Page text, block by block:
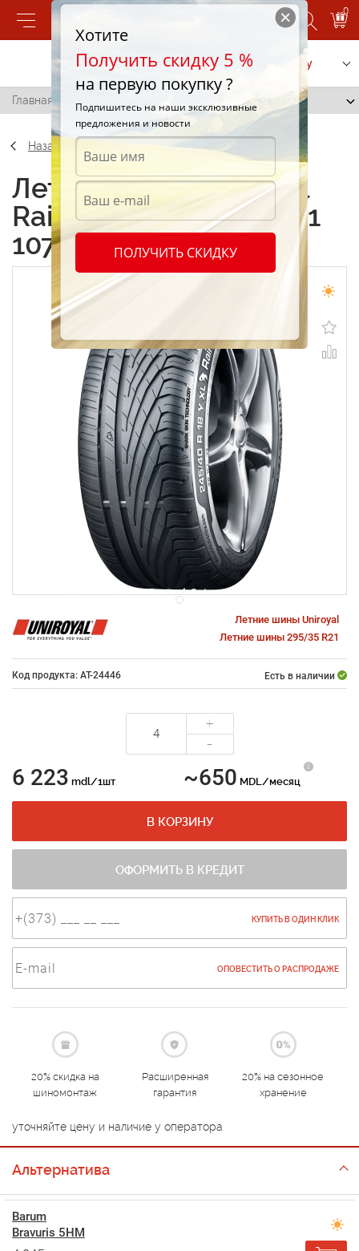
0
Позвонить Заказать услугу
Главная / Uniroyal RainSport 3 295/35 R21 107Y
Назад
Летние шины Uniroyal
RainSport 3 295/35 R21
107Y
Летние шины Uniroyal
Летние шины 295/35 R21
Код продукта: AT-24446 Есть в наличии
+
-
6 223 mdl/1шт ~650 MDL/месяц
В КОРЗИНУ
ОФОРМИТЬ В КРЕДИТ
КУПИТЬ В ОДИН КЛИК
ОПОВЕСТИТЬ О РАСПРОДАЖЕ
20% скидка на
шиномонтаж
Расширенная
гарантия
20% на сезонное
хранение
уточняйте цену и наличие у оператора
Альтернатива
Barum
Bravuris 5HM
Хотите
Получить скидку 5 %
на первую покупку ?
Подпишитесь на наши эксклюзивные
предложения и новости
ПОЛУЧИТЬ СКИДКУ